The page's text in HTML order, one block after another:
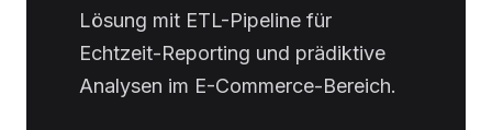
Lösung mit ETL-Pipeline für
Echtzeit-Reporting und prädiktive
Analysen im E-Commerce-Bereich.